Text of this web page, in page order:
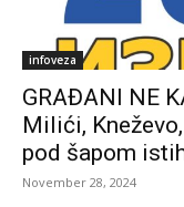
infoveza
GRAĐANI NE
Milići,
pod šapom
November 28, 2024